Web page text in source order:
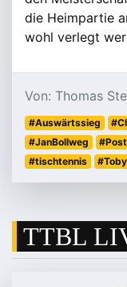
die Heimpartie
wohl verlegt
Von: Thomas
#Auswärtssieg
#JanBollweg
#tischtennis
TTBL